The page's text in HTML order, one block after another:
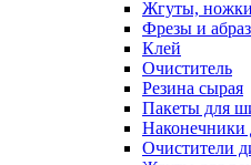
Жгуты,
Фрезы и
Клей
Очиститель
Резина сырая
Пакеты для
Наконечники
Очистители